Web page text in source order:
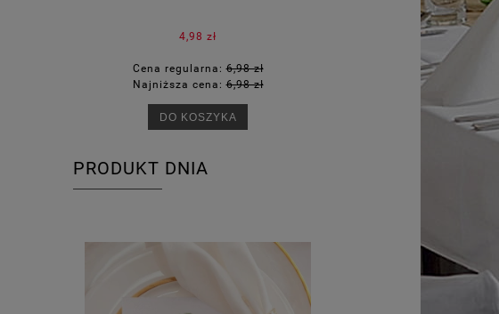
4,98 zł
Cena regularna:6,98 zł
Najniższa cena:6,98 zł
DO KOSZYKA
6,98 zł
Cena regularna:
Najniższa cena:
DO KOSZYKA
PRODUKT DNIA